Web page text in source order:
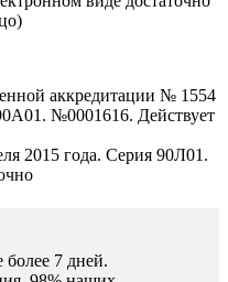
аккредитации № 1554
№0001616. Действует
2015 года. Серия 90Л01.
более 7 дней.